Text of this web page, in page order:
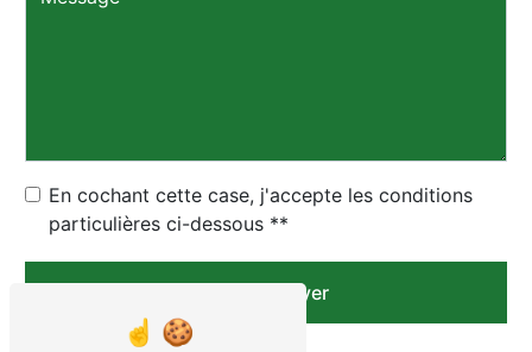
En cochant cette case, j'accepte les conditions
particulières ci-dessous **
Envoyer